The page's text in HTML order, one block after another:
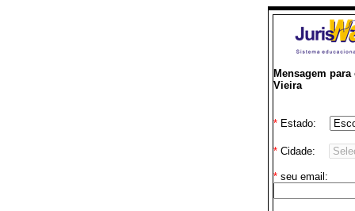
Mensagem
Vieira
*Estado:
*Cidade:
*seu email: